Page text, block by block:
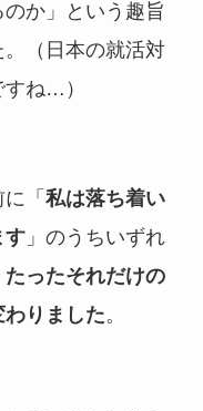
か」という趣旨
（日本の就活対
ね…）
「 私は落ち着い
す」のうちいずれ
たったそれだけの
りました。